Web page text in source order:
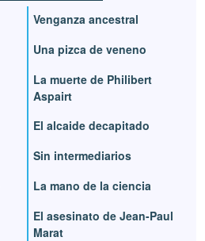
Venganza ancestral
Una pizca de veneno
La muerte de Philibert
Aspairt
El alcaide decapitado
Sin intermediarios
La mano de la ciencia
El asesinato de Jean-Paul
Marat